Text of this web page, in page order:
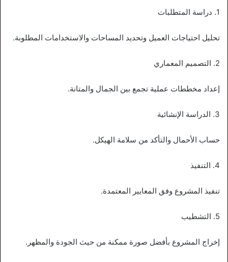
1. دراسة المتطلبات
تحليل احتياجات العميل وتحديد المساحات والاستخدامات المطلوبة.
2. التصميم المعماري
إعداد مخططات عملية تجمع بين الجمال والمتانة.
3. الدراسة الإنشائية
حساب الأحمال والتأكد من سلامة الهيكل.
4. التنفيذ
تنفيذ المشروع وفق المعايير المعتمدة.
5. التشطيب
إخراج المشروع بأفضل صورة ممكنة من حيث الجودة والمظهر.